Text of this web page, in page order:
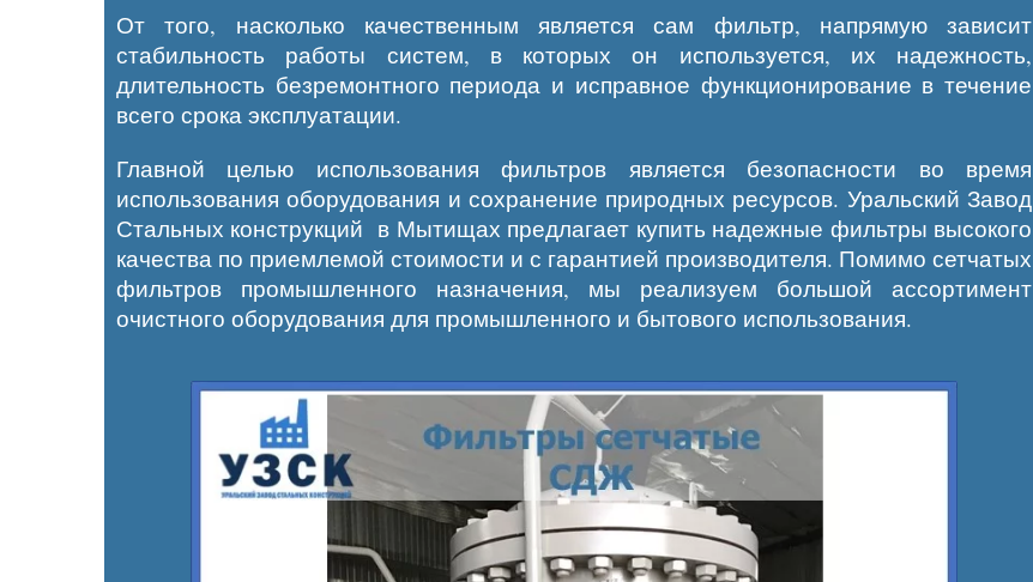
От того, насколько качественным является сам фильтр, напрямую зависит
стабильность работы систем, в которых он используется, их надежность,
длительность безремонтного периода и исправное функционирование в течение
всего срока эксплуатации.
Главной целью использования фильтров является безопасности во время
использования оборудования и сохранение природных ресурсов. Уральский Завод
Стальных конструкций в Мытищах предлагает купить надежные фильтры высокого
качества по приемлемой стоимости и с гарантией производителя. Помимо сетчатых
фильтров промышленного назначения, мы реализуем большой ассортимент
очистного оборудования для промышленного и бытового использования.